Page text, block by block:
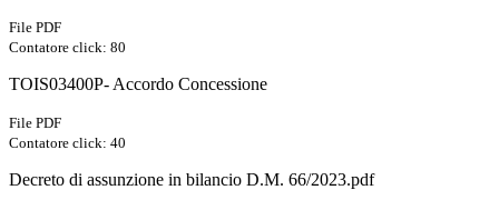
File PDF
Contatore click: 80
TOIS03400P- Accordo Concessione
File PDF
Contatore click: 40
Decreto di assunzione in bilancio D.M. 66/2023.pdf